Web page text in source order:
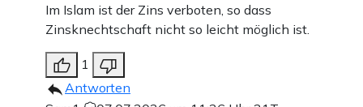
Im Islam ist der Zins verboten, so dass
Zinsknechtschaft nicht so leicht möglich ist.
1
Antworten